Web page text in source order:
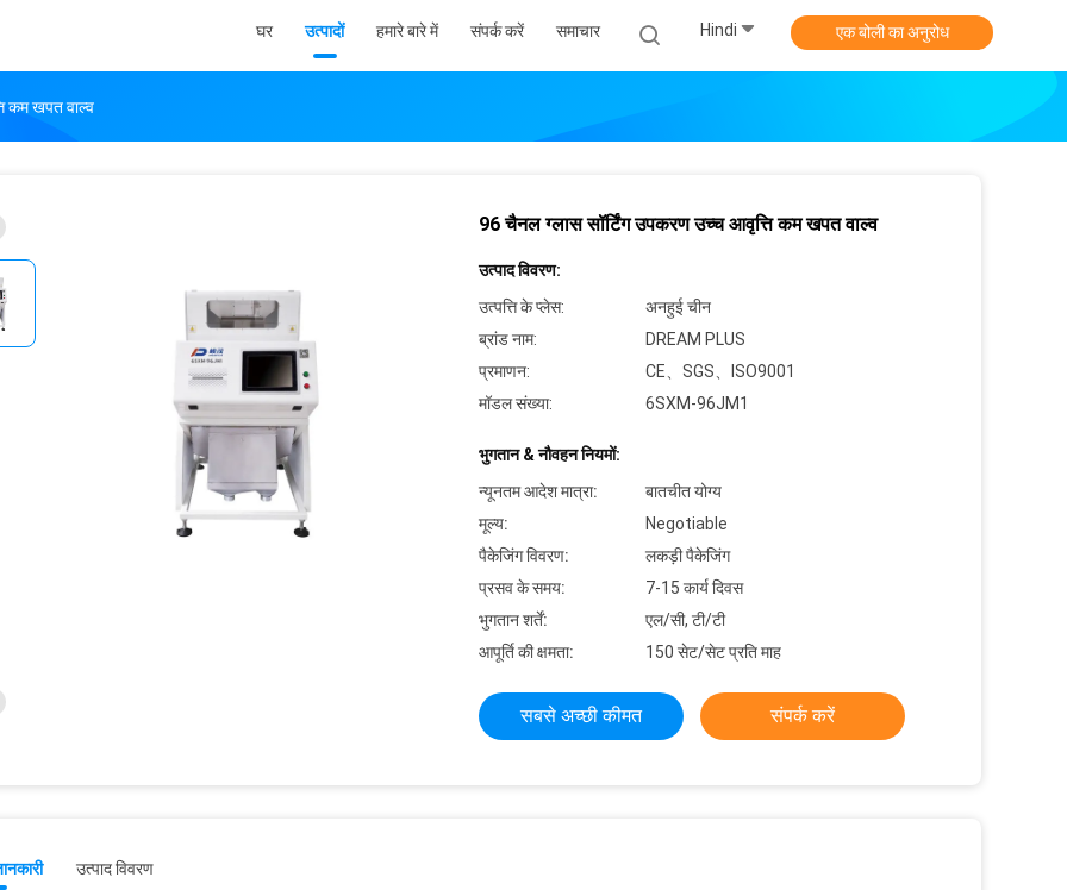
घर उत्पादों हमारे बारे में संपर्क करें समाचार Hindi एक बोली का अनुरोध
कम खपत वाल्व
96 चैनल ग्लास सॉर्टिंग उपकरण उच्च आवृत्ति कम खपत वाल्व
उत्पाद विवरण:
उत्पत्ति के प्लेस:
अनहुई चीन
ब्रांड नाम:
DREAM PLUS
प्रमाणन:
CE、SGS、ISO9001
मॉडल संख्या:
6SXM-96JM1
भुगतान & नौवहन नियमों:
न्यूनतम आदेश मात्रा:
बातचीत योग्य
मूल्य:
Negotiable
पैकेजिंग विवरण:
लकड़ी पैकेजिंग
प्रसव के समय:
7-15 कार्य दिवस
भुगतान शर्तें:
एल/सी, टी/टी
आपूर्ति की क्षमता:
150 सेट/सेट प्रति माह
सबसे अच्छी कीमत संपर्क करें
उत्पाद विवरण